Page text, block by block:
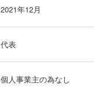
2021年12月
代表
個人事業主の為なし